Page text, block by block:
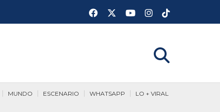
LO + VIRAL
WHATSAPP
ESCENARIO
MUNDO